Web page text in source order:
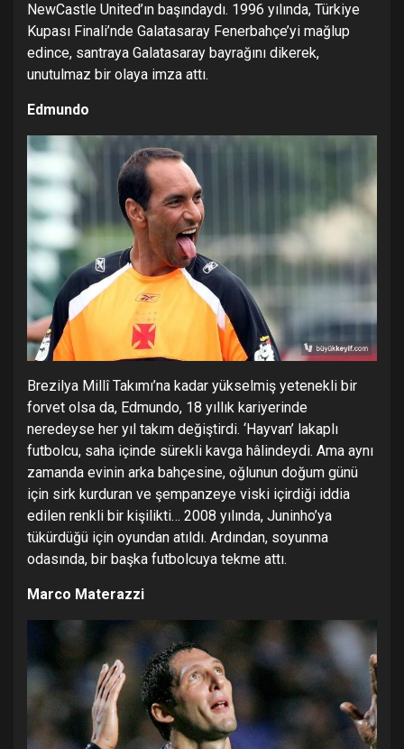
NewCastle United’ın başındaydı. 1996 yılında, Türkiye
Kupası Finali’nde Galatasaray Fenerbahçe’yi mağlup
edince, santraya Galatasaray bayrağını dikerek,
unutulmaz bir olaya imza attı.
Edmundo
Brezilya Millî Takımı’na kadar yükselmiş yetenekli bir
forvet olsa da, Edmundo, 18 yıllık kariyerinde
neredeyse her yıl takım değiştirdi. ‘Hayvan’ lakaplı
futbolcu, saha içinde sürekli kavga hâlindeydi. Ama aynı
zamanda evinin arka bahçesine, oğlunun doğum günü
için sirk kurduran ve şempanzeye viski içirdiği iddia
edilen renkli bir kişilikti… 2008 yılında, Juninho’ya
tükürdüğü için oyundan atıldı. Ardından, soyunma
odasında, bir başka futbolcuya tekme attı.
Marco Materazzi